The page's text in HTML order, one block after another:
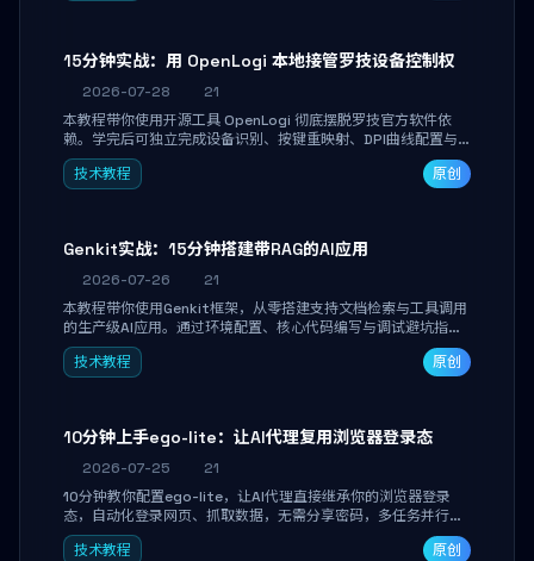
15分钟实战：用 OpenLogi 本地接管罗技设备控制权
2026-07-28
21
本教程带你使用开源工具 OpenLogi 彻底摆脱罗技官方软件依
赖。学完后可独立完成设备识别、按键重映射、DPI曲线配置与
SmartShift调节，实现完全离线控制，保护隐私并释放硬件性
能。
技术教程 原创
Genkit实战：15分钟搭建带RAG的AI应用
2026-07-26
21
本教程带你使用Genkit框架，从零搭建支持文档检索与工具调用
的生产级AI应用。通过环境配置、核心代码编写与调试避坑指
南，学完即可掌握多模型切换、RAG管道构建及函数调用注册，
独立开发高效AI智能体。
技术教程 原创
10分钟上手ego-lite：让AI代理复用浏览器登录态
2026-07-25
21
10分钟教你配置ego-lite，让AI代理直接继承你的浏览器登录
态，自动化登录网页、抓取数据，无需分享密码，多任务并行不
干扰日常使用。
技术教程
原创